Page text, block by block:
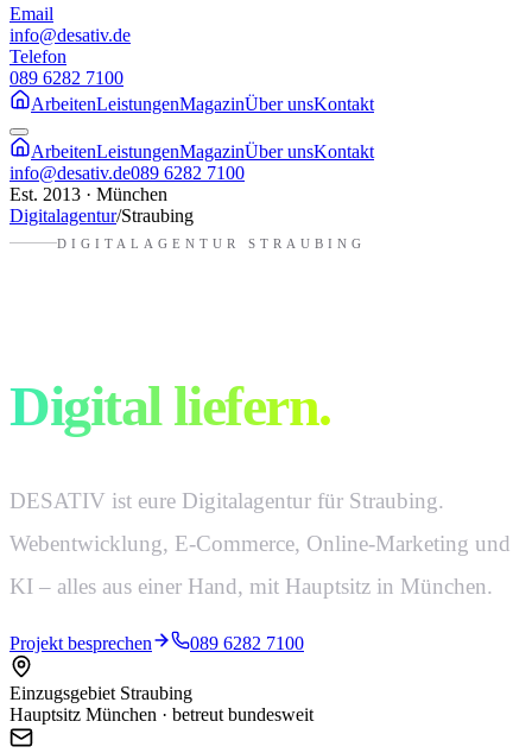
Email
info@desativ.de
Telefon
089 6282 7100
ArbeitenLeistungenMagazinÜber unsKontakt
ArbeitenLeistungenMagazinÜber unsKontakt
info@desativ.de089 6282 7100
Est. 2013 · München
Digitalagentur/Straubing
DIGITALAGENTUR STRAUBING
Digital liefern.
DESATIV ist eure Digitalagentur für Straubing.
Webentwicklung, E-Commerce, Online-Marketing und
KI – alles aus einer Hand, mit Hauptsitz in München.
Projekt besprechen 089 6282 7100
Einzugsgebiet Straubing
Hauptsitz München · betreut bundesweit